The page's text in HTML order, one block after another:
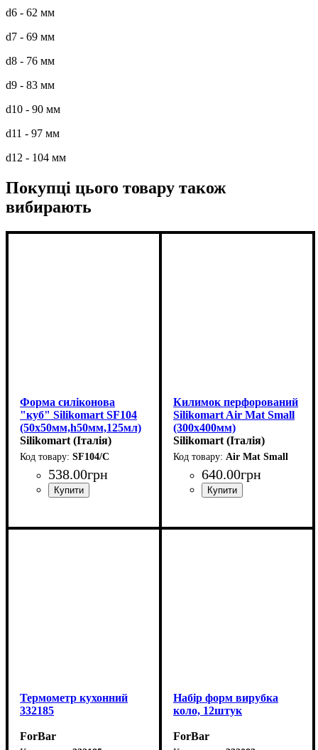
d6 - 62 мм
d7 - 69 мм
d8 - 76 мм
d9 - 83 мм
d10 - 90 мм
d11 - 97 мм
d12 - 104 мм
Покупці цього товару також
вибирають
Форма силіконова
"куб" Silikomart SF104
(50х50мм,h50мм,125мл)
Silikomart (Італія)
SF104/C
538.00грн
Килимок перфорований
Silikomart Air Mat Small
(300x400мм)
Silikomart (Італія)
Air Mat Small
640.00грн
Термометр кухонний
332185
ForBar
Набір форм вирубка
коло, 12штук
ForBar